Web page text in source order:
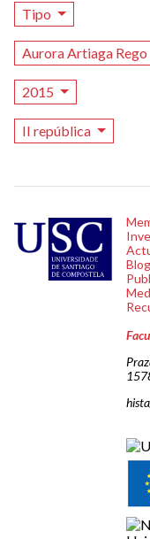
Tipo
Aurora Artiaga Rego
2015
II república
Blog